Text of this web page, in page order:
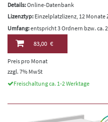
Details:Online-Datenbank
Lizenztyp: Einzelplatzlizenz, 12
Umfang:entspricht 3 Ordnern bzw. ca.
83,00 €
Preis pro Monat
zzgl. 7% MwSt
Freischaltung ca. 1-2 Werktage